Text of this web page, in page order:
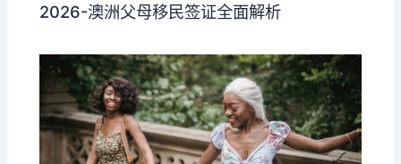
2026-澳洲父母移民签证全面解析